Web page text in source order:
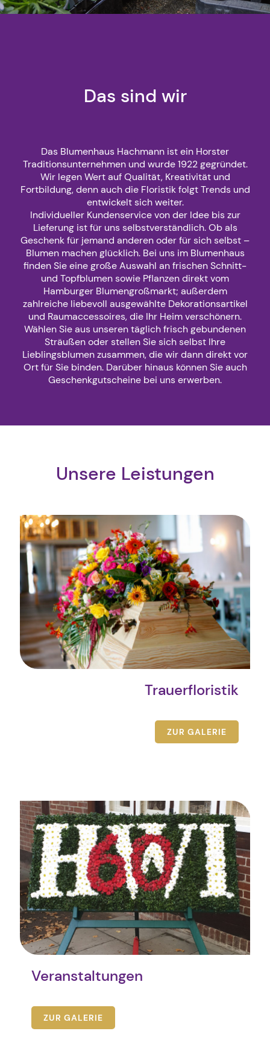
Das sind wir
Das Blumenhaus Hachmann ist ein Horster
Traditionsunternehmen und wurde 1922 gegründet.
Wir legen Wert auf Qualität, Kreativität und
Fortbildung, denn auch die Floristik folgt Trends und
entwickelt sich weiter.
Individueller Kundenservice von der Idee bis zur
Lieferung ist für uns selbstverständlich. Ob als
Geschenk für jemand anderen oder für sich selbst –
Blumen machen glücklich. Bei uns im Blumenhaus
finden Sie eine große Auswahl an frischen Schnitt-
und Topfblumen sowie Pflanzen direkt vom
Hamburger Blumengroßmarkt; außerdem
zahlreiche liebevoll ausgewählte Dekorationsartikel
und Raumaccessoires, die Ihr Heim verschönern.
Wählen Sie aus unseren täglich frisch gebundenen
Sträußen oder stellen Sie sich selbst Ihre
Lieblingsblumen zusammen, die wir dann direkt vor
Ort für Sie binden. Darüber hinaus können Sie auch
Geschenkgutscheine bei uns erwerben.
Unsere Leistungen
Trauerfloristik
ZUR GALERIE
Veranstaltungen
ZUR GALERIE